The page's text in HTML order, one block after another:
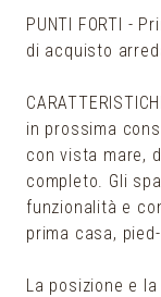
PUNTI FORTI -
di acquisto
in prossima
con vista mare,
completo. Gli
funzionalità e
prima casa,
La posizione e